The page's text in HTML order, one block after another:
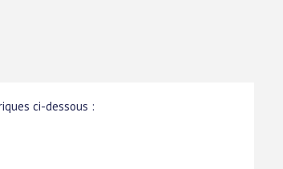
ci-dessous :